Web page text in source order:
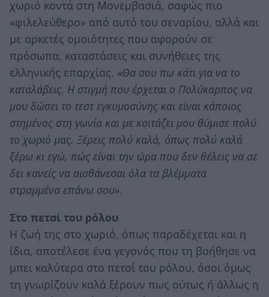
χωριό κοντά στη Μονεμβασιά, σαφώς πιο
«φιλελεύθερο» από αυτό του σεναρίου, αλλά και
με αρκετές ομοιότητες που αφορούν σε
πρόσωπα, καταστάσεις και συνήθειες της
ελληνικής επαρχίας. «Θα σου πω κάτι για να το
καταλάβεις. Η στιγμή που έρχεται ο Πολύκαρπος να
μου δώσει το τεστ εγκυμοσύνης και είναι κάποιος
στημένος στη γωνία και με κοιτάζει μου θύμισε πολύ
το χωριό μας. Ξέρεις πολύ καλά, όπως πολύ καλά
ξέρω κι εγώ, πώς είναι την ώρα που δεν θέλεις να σε
δει κανείς να αισθάνεσαι όλα τα βλέμματα
στραμμένα επάνω σου».
Στο πετσί του ρόλου
Η ζωή της στο χωριό, όπως παραδέχεται και η
ίδια, αποτέλεσε ένα γεγονός που τη βοήθησε να
μπει καλύτερα στο πετσί του ρόλου, όσοι όμως
τη γνωρίζουν καλά ξέρουν πως ούτως ή άλλως η